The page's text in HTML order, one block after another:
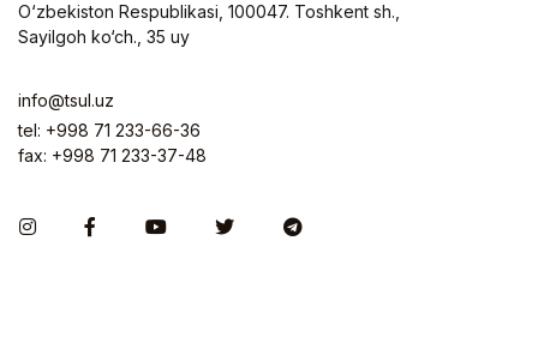
O‘zbekiston Respublikasi, 100047. Toshkent sh.,
Sayilgoh ko‘ch., 35 uy
info@tsul.uz
tel: +998 71 233-66-36
fax: +998 71 233-37-48